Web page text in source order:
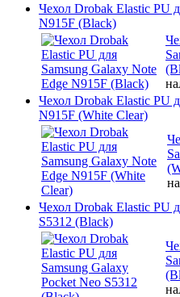
Чехол Drobak Elastic PU
N915F (Black)
Чехол Drobak Elastic PU
N915F (White Clear)
Чехол Drobak Elastic PU
S5312 (Black)